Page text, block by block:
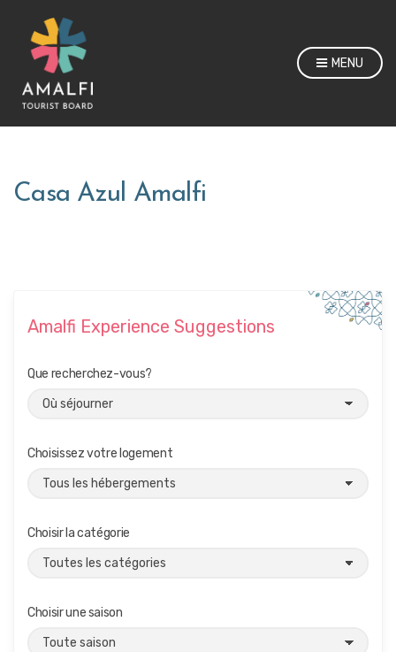
MENU
Casa Azul Amalfi
Amalfi Experience Suggestions
Que recherchez-vous?
Choisissez votre logement
Choisir la catégorie
Choisir une saison